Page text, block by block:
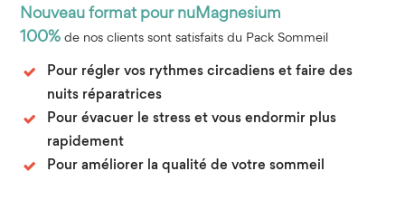
initial
était :
84.70 €.
actuel
est :
78.00 €.
Nouveau format pour nuMagnesium
100%de nos clients sont satisfaits du Pack Sommeil
Pour régler vos rythmes circadiens et faire des
nuits réparatrices
Pour évacuer le stress et vous endormir plus
rapidement
Pour améliorer la qualité de votre sommeil